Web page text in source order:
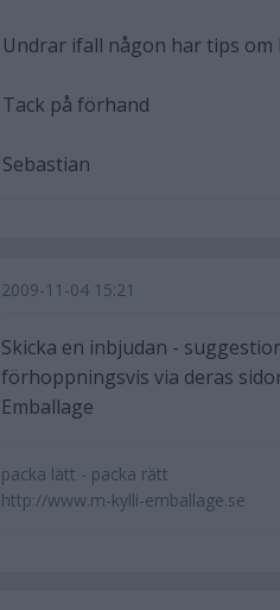
Undrar ifall någon har tips om
Tack på förhand
Sebastian
2009-11-04 15:21
Skicka en inbjudan -
förhoppningsvis via deras
Emballage
packa lätt - packa rätt
http://www.m-kylli-emballage.se